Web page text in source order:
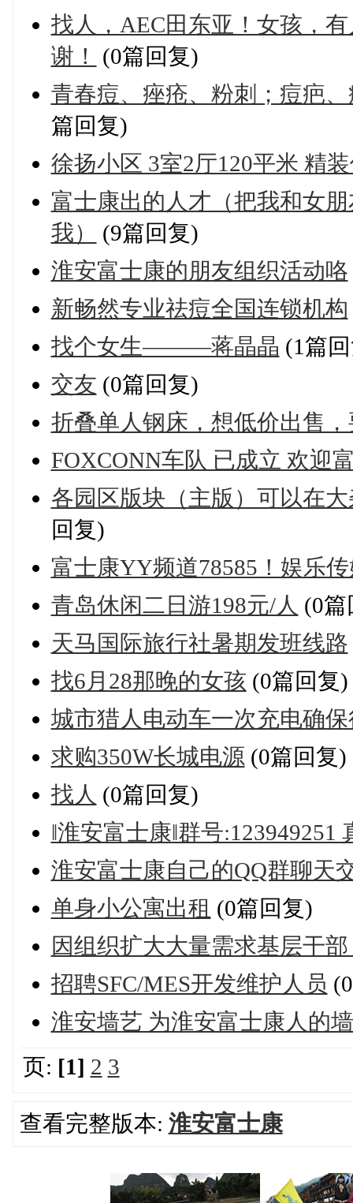
找人，AEC田东亚！女孩，
谢！
(0篇回复)
青春痘、痤疮、粉刺；痘疤
篇回复)
徐扬小区 3室2厅120平米 精
富士康出的人才（把我和女
我）
(9篇回复)
淮安富士康的朋友组织活动咯
新畅然专业祛痘全国连锁机构
找个女生———蒋晶晶 (1篇
交友 (0篇回复)
折叠单人钢床，想低价出售
FOXCONN车队 已成立 欢迎
各园区版块（主版）可以在
回复)
富士康YY频道78585！娱乐
青岛休闲二日游198元/人 (0篇
天马国际旅行社暑期发班线路
找6月28那晚的女孩 (0篇回复)
城市猎人电动车一次充电确
求购350W长城电源 (0篇回复)
找人 (0篇回复)
‖淮安富士康‖群号:123949251
淮安富士康自己的QQ群聊天
单身小公寓出租 (0篇回复)
因组织扩大大量需求基层干
招聘SFC/MES开发维护人员
淮安墙艺 为淮安富士康人的
页: [1] 2 3
查看完整版本: 淮安富士康